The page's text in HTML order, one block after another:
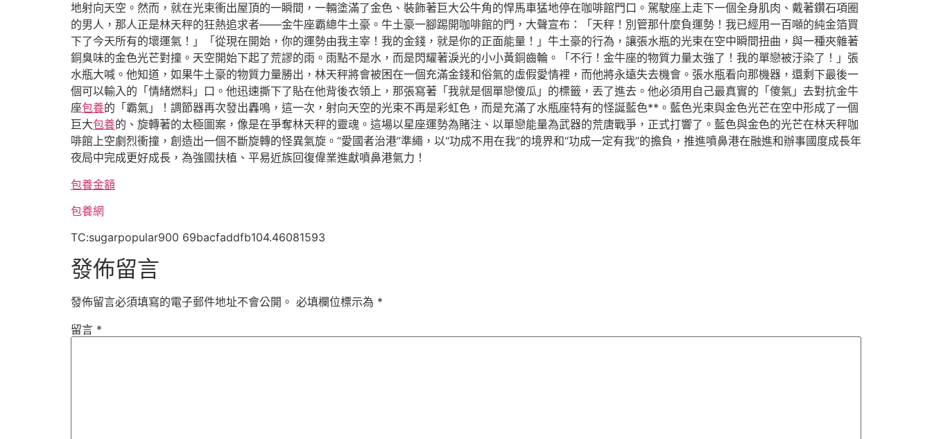
地射向天空。然而，就在光束衝出屋頂的一瞬間，一輛塗滿了金色、裝飾著巨大公牛角的悍馬車猛地停在咖啡館門口。駕駛座上走下一個全身肌肉、戴著鑽石項圈
的男人，那人正是林天秤的狂熱追求者——金牛座霸總牛土豪。牛土豪一腳踢開咖啡館的門，大聲宣布：「天秤！別管那什麼負運勢！我已經用一百噸的純金箔買
下了今天所有的壞運氣！」「從現在開始，你的運勢由我主宰！我的金錢，就是你的正面能量！」牛土豪的行為，讓張水瓶的光束在空中瞬間扭曲，與一種夾雜著
銅臭味的金色光芒對撞。天空開始下起了荒謬的雨。雨點不是水，而是閃耀著淚光的小小黃銅齒輪。「不行！金牛座的物質力量太強了！我的單戀被汙染了！」張
水瓶大喊。他知道，如果牛土豪的物質力量勝出，林天秤將會被困在一個充滿金錢和俗氣的虛假愛情裡，而他將永遠失去機會。張水瓶看向那機器，還剩下最後一
個可以輸入的「情緒燃料」口。他迅速撕下了貼在他背後衣領上，那張寫著「我就是個單戀傻瓜」的標籤，丟了進去。他必須用自己最真實的「傻氣」去對抗金牛
座包養的「霸氣」！調節器再次發出轟鳴，這一次，射向天空的光束不再是彩虹色，而是充滿了水瓶座特有的怪誕藍色**。藍色光束與金色光芒在空中形成了一個
巨大包養的、旋轉著的太極圖案，像是在爭奪林天秤的靈魂。這場以星座運勢為賭注、以單戀能量為武器的荒唐戰爭，正式打響了。藍色與金色的光芒在林天秤咖
啡館上空劇烈衝撞，創造出一個不斷旋轉的怪異氣旋。“愛國者治港”準繩，以“功成不用在我”的境界和“功成一定有我”的擔負，推進噴鼻港在融進和辦事國度成長年
夜局中完成更好成長，為強國扶植、平易近族回復偉業進獻噴鼻港氣力！
包養金額
包養網
TC:sugarpopular900 69bacfaddfb104.46081593
發佈留言
發佈留言必須填寫的電子郵件地址不會公開。 必填欄位標示為 *
留言 *